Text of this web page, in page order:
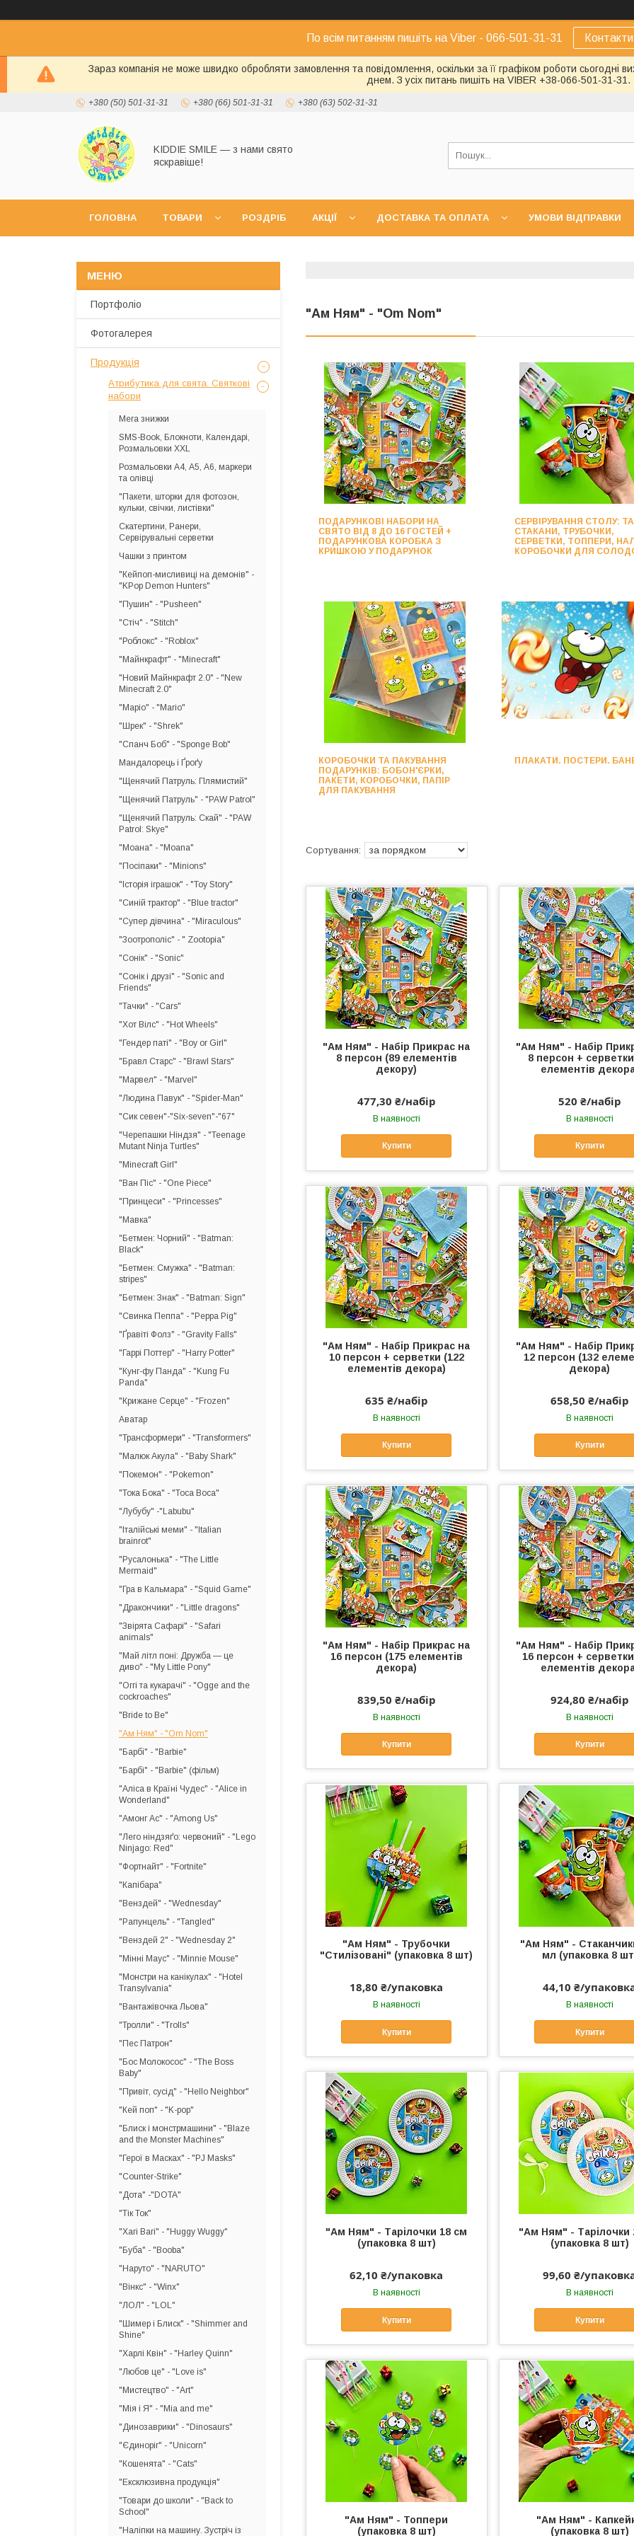
По всім питанням пишіть на Viber - 066-501-31-31 Контакти
Зараз компанія не може швидко обробляти замовлення та повідомлення, оскільки за її графіком роботи
днем. З усіх питань пишіть на VIBER +38-066-501-31-31.
+380 (50) 501-31-31 +380 (66) 501-31-31 +380 (63) 502-31-31
KIDDIE SMILE — з нами свято
яскравіше!
ГОЛОВНА ТОВАРИ РОЗДРІБ АКЦІЇ ДОСТАВКА ТА ОПЛАТА УМОВИ ВІДПРАВКИ
"Ам Ням" - "Om Nom"
ПОДАРУНКОВІ НАБОРИ НА
СВЯТО ВІД 8 ДО 16 ГОСТЕЙ +
ПОДАРУНКОВА КОРОБКА З
КРИШКОЮ У ПОДАРУНОК
СЕРВІРУВАННЯ СТОЛУ:
СТАКАНИ, ТРУБОЧКИ,
СЕРВЕТКИ, ТОППЕРИ,
КОРОБОЧКИ ДЛЯ
КОРОБОЧКИ ТА ПАКУВАННЯ
ПОДАРУНКІВ: БОБОН'ЄРКИ,
ПАКЕТИ, КОРОБОЧКИ, ПАПІР
ДЛЯ ПАКУВАННЯ
ПЛАКАТИ. ПОСТЕРИ.
"Ам Ням" - Набір Прикрас на
8 персон (89 елементів
декору)
477,30 ₴/набір
В наявності
Купити
"Ам Ням" - Набір
8 персон +
елементів
520 ₴/набір
В наявності
Купити
"Ам Ням" - Набір Прикрас на
10 персон + серветки (122
елементів декора)
635 ₴/набір
В наявності
Купити
"Ам Ням" - Набір
12 персон (132
декора)
658,50 ₴/набір
В наявності
Купити
"Ам Ням" - Набір Прикрас на
16 персон (175 елементів
декора)
839,50 ₴/набір
В наявності
Купити
"Ам Ням" - Набір
16 персон +
елементів
924,80 ₴/набір
В наявності
Купити
"Ам Ням" - Трубочки
"Стилізовані" (упаковка 8 шт)
18,80 ₴/упаковка
В наявності
Купити
"Ам Ням" -
мл (упаковка 8
44,10 ₴/
В наявності
Купити
"Ам Ням" - Тарілочки 18 см
(упаковка 8 шт)
62,10 ₴/упаковка
В наявності
Купити
"Ам Ням" - Тарілочки
(упаковка 8 шт)
99,60 ₴/
В наявності
Купити
"Ам Ням" - Топпери
(упаковка 8 шт)
"Ам Ням" -
(упаковка 8 шт)
Портфоліо
Фотогалерея
Продукція
Атрибутика для свята. Святкові
набори
Мега знижки
SMS-Book, Блокноти, Календарі,
Розмальовки XXL
Розмальовки А4, А5, А6, маркери
та олівці
"Пакети, шторки для фотозон,
кульки, свічки, листівки"
Скатертини, Ранери,
Сервірувальні серветки
Чашки з принтом
"Кейпоп-мисливиці на демонів" -
"KPop Demon Hunters"
"Пушин" - "Pusheen"
"Стіч" - "Stitch"
"Роблокс" - "Roblox"
"Майнкрафт" - "Minecraft"
"Новий Майнкрафт 2.0" - "New
Minecraft 2.0"
"Маріо" - "Mario"
"Шрек" - "Shrek"
"Спанч Боб" - "Sponge Bob"
Мандалорець і Ґроґу
"Щенячий Патруль: Плямистий"
"Щенячий Патруль" - "PAW Patrol"
"Щенячий Патруль: Скай" - "PAW
Patrol: Skye"
"Моана" - "Moana"
"Посіпаки" - "Minions"
"Історія іграшок" - "Toy Story"
"Синій трактор" - "Blue tractor"
"Супер дівчина" - "Miraculous"
"Зоотрополіс" - " Zootopia"
"Сонік" - "Sonic"
"Сонік і друзі" - "Sonic and
Friends"
"Тачки" - "Cars"
"Хот Вілс" - "Hot Wheels"
"Гендер паті" - "Boy or Girl"
"Бравл Старс" - "Brawl Stars"
"Марвел" - "Marvel"
"Людина Павук" - "Spider-Man"
"Сик севен"-"Six-seven"-"67"
"Черепашки Ніндзя" - "Teenage
Mutant Ninja Turtles"
"Minecraft Girl"
"Ван Піс" - "One Piece"
"Принцеси" - "Princesses"
"Мавка"
"Бетмен: Чорний" - "Batman:
Black"
"Бетмен: Смужка" - "Batman:
stripes"
"Бетмен: Знак" - "Batman: Sign"
"Свинка Пеппа" - "Peppa Pig"
"Ґравіті Фолз" - "Gravity Falls"
"Гаррі Поттер" - "Harry Potter"
"Кунг-фу Панда" - "Kung Fu
Panda"
"Крижане Серце" - "Frozen"
Аватар
"Трансформери" - "Transformers"
"Малюк Акула" - "Baby Shark"
"Покемон" - "Pokemon"
"Тока Бока" - "Toca Boca"
"Лубубу" -"Labubu"
"Італійські меми" - "Italian
brainrot"
"Русалонька" - "The Little
Mermaid"
"Гра в Кальмара" - "Squid Game"
"Дракончики" - "Little dragons"
"Звірята Сафарі" - "Safari
animals"
"Май літл поні: Дружба — це
диво" - "My Little Pony"
"Оггі та кукарачі" - "Ogge and the
cockroaches"
"Bride to Be"
"Ам Ням" - "Om Nom"
"Барбі" - "Barbie"
"Барбі" - "Barbie" (фільм)
"Аліса в Країні Чудес" - "Alice in
Wonderland"
"Амонг Ас" - "Among Us"
"Лего ніндзяґо: червоний" - "Lego
Ninjago: Red"
"Фортнайт" - "Fortnite"
"Капібара"
"Венздей" - "Wednesday"
"Рапунцель" - "Tangled"
"Венздей 2" - "Wednesday 2"
"Мінні Маус" - "Minnie Mouse"
"Монстри на канікулах" - "Hotel
Transylvania"
"Вантажівочка Льова"
"Тролли" - "Trolls"
"Пес Патрон"
"Бос Молокосос" - "The Boss
Baby"
"Привіт, сусід" - "Hello Neighbor"
"Кей поп" - "K-pop"
"Блиск і монстрмашини" - "Blaze
and the Monster Machines"
"Герої в Масках" - "PJ Masks"
"Counter-Strike"
"Дота" -"DOTA"
"Тік Ток"
"Хагі Вагі" - "Huggy Wuggy"
"Буба" - "Booba"
"Наруто" - "NARUTO"
"Вінкс" - "Winx"
"ЛОЛ" - "LOL"
"Шимер і Блиск" - "Shimmer and
Shine"
"Харлі Квін" - "Harley Quinn"
"Любов це" - "Love is"
"Мистецтво" - "Art"
"Мія і Я" - "Mia and me"
"Динозаврики" - "Dinosaurs"
"Єдиноріг" - "Unicorn"
"Кошенята" - "Cats"
"Ексклюзивна продукція"
"Товари до школи" - "Back to
School"
"Наліпки на машину. Зустріч із